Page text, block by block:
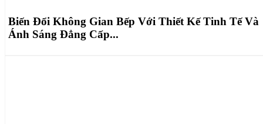
Biến Đổi Không Gian Bếp Với Thiết Kế Tinh Tế Và
Ánh Sáng Đẳng Cấp...